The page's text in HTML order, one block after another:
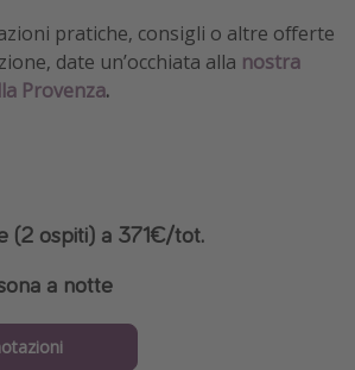
pratiche, consigli o altre offerte
date un’occhiata alla nostra
Provenza.
(2 ospiti) a 371€/tot.
a notte